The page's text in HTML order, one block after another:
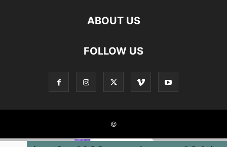
ABOUT US
FOLLOW US
©